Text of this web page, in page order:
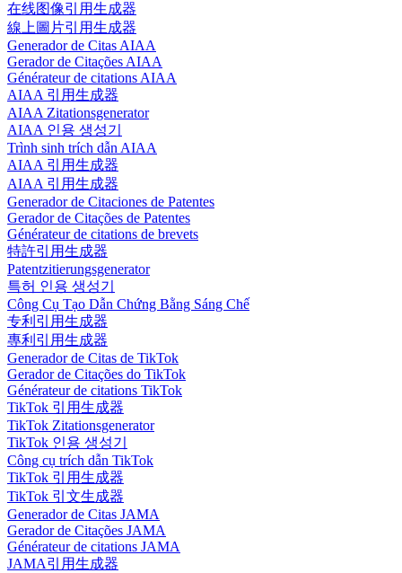
在线图像引用生成器
線上圖片引用生成器
Generador de Citas AIAA
Gerador de Citações AIAA
Générateur de citations AIAA
AIAA 引用生成器
AIAA Zitationsgenerator
AIAA 인용 생성기
Trình sinh trích dẫn AIAA
AIAA 引用生成器
AIAA 引用生成器
Generador de Citaciones de Patentes
Gerador de Citações de Patentes
Générateur de citations de brevets
特許引用生成器
Patentzitierungsgenerator
특허 인용 생성기
Công Cụ Tạo Dẫn Chứng Bằng Sáng Chế
专利引用生成器
專利引用生成器
Generador de Citas de TikTok
Gerador de Citações do TikTok
Générateur de citations TikTok
TikTok 引用生成器
TikTok Zitationsgenerator
TikTok 인용 생성기
Công cụ trích dẫn TikTok
TikTok 引用生成器
TikTok 引文生成器
Generador de Citas JAMA
Gerador de Citações JAMA
Générateur de citations JAMA
JAMA引用生成器